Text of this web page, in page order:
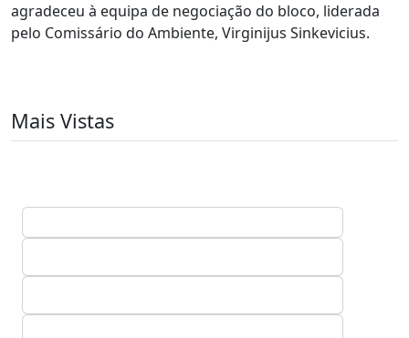
agradeceu à equipa de negociação do bloco, liderada
pelo Comissário do Ambiente, Virginijus Sinkevicius.
Mais Vistas